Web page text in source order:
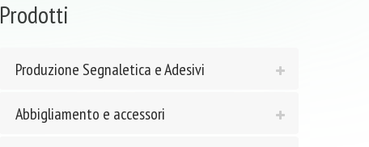
Prodotti
Produzione Segnaletica e Adesivi
Abbigliamento e accessori